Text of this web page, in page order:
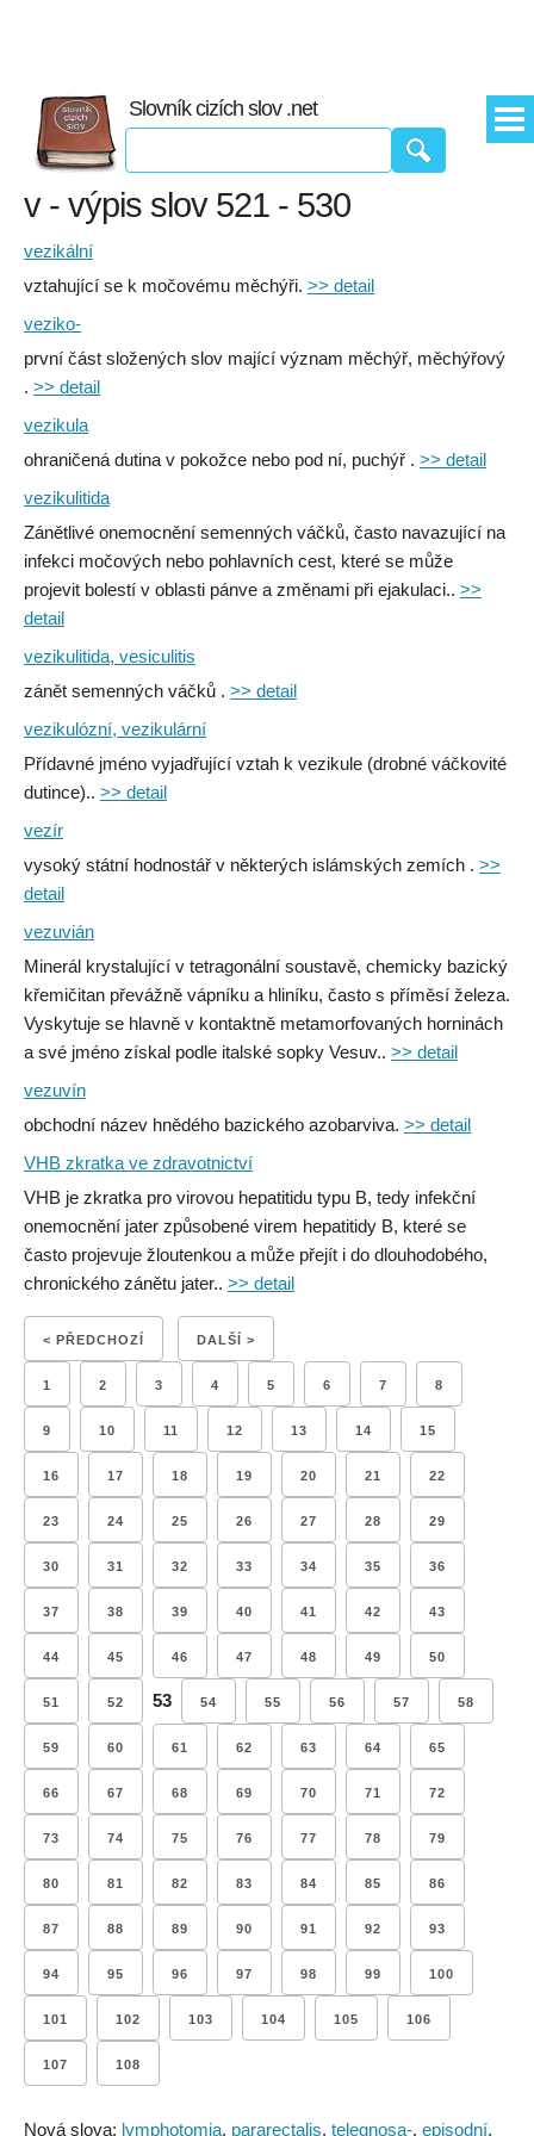
Slovník cizích slov .net
v - výpis slov 521 - 530
vezikální
vztahující se k močovému měchýři. >> detail
veziko-
první část složených slov mající význam měchýř, měchýřový
. >> detail
vezikula
ohraničená dutina v pokožce nebo pod ní, puchýř . >> detail
vezikulitida
Zánětlivé onemocnění semenných váčků, často navazující na
infekci močových nebo pohlavních cest, které se může
projevit bolestí v oblasti pánve a změnami při ejakulaci.. >>
detail
vezikulitida, vesiculitis
zánět semenných váčků . >> detail
vezikulózní, vezikulární
Přídavné jméno vyjadřující vztah k vezikule (drobné váčkovité
dutince).. >> detail
vezír
vysoký státní hodnostář v některých islámských zemích . >>
detail
vezuvián
Minerál krystalující v tetragonální soustavě, chemicky bazický
křemičitan převážně vápníku a hliníku, často s příměsí železa.
Vyskytuje se hlavně v kontaktně metamorfovaných horninách
a své jméno získal podle italské sopky Vesuv.. >> detail
vezuvín
obchodní název hnědého bazického azobarviva. >> detail
VHB zkratka ve zdravotnictví
VHB je zkratka pro virovou hepatitidu typu B, tedy infekční
onemocnění jater způsobené virem hepatitidy B, které se
často projevuje žloutenkou a může přejít i do dlouhodobého,
chronického zánětu jater.. >> detail
< PŘEDCHOZÍ DALŠÍ >
1 2 3 4 5 6 7 8
9 10 11 12 13 14 15
16 17 18 19 20 21 22
23 24 25 26 27 28 29
30 31 32 33 34 35 36
37 38 39 40 41 42 43
44 45 46 47 48 49 50
51 52 53 54 55 56 57 58
59 60 61 62 63 64 65
66 67 68 69 70 71 72
73 74 75 76 77 78 79
80 81 82 83 84 85 86
87 88 89 90 91 92 93
94 95 96 97 98 99 100
101 102 103 104 105 106
107 108
Nová slova: lymphotomia, pararectalis, telegnosa-, episodní,